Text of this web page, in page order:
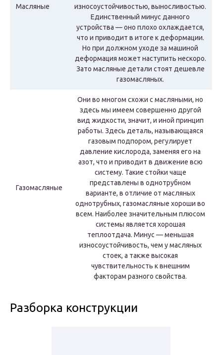
Масляные
износоустойчивостью, выносливостью.
Единственный минус данного
устройства — оно плохо охлаждается,
что и приводит в итоге к деформации.
Но при должном уходе за машиной
деформация может наступить нескоро.
Зато масляные детали стоят дешевле
газомасляных.
Газомасляные
Они во многом схожи с масляными, но
здесь мы имеем совершенно другой
вид жидкости, значит, и иной принцип
работы. Здесь деталь, называющаяся
газовым подпором, регулирует
давление кислорода, заменяя его на
азот, что и приводит в движение всю
систему. Такие стойки чаще
представлены в однотрубном
варианте, в отличие от масляных
однотрубных, газомасляные хороши во
всем. Наиболее значительным плюсом
системы является хорошая
теплоотдача. Минус — меньшая
износоустойчивость, чем у масляных
стоек, а также высокая
чувствительность к внешним
факторам разного свойства.
Разборка конструкции